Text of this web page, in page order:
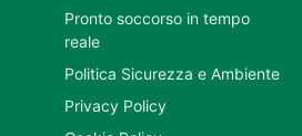
Pronto soccorso in tempo
reale
Politica Sicurezza e Ambiente
Privacy Policy